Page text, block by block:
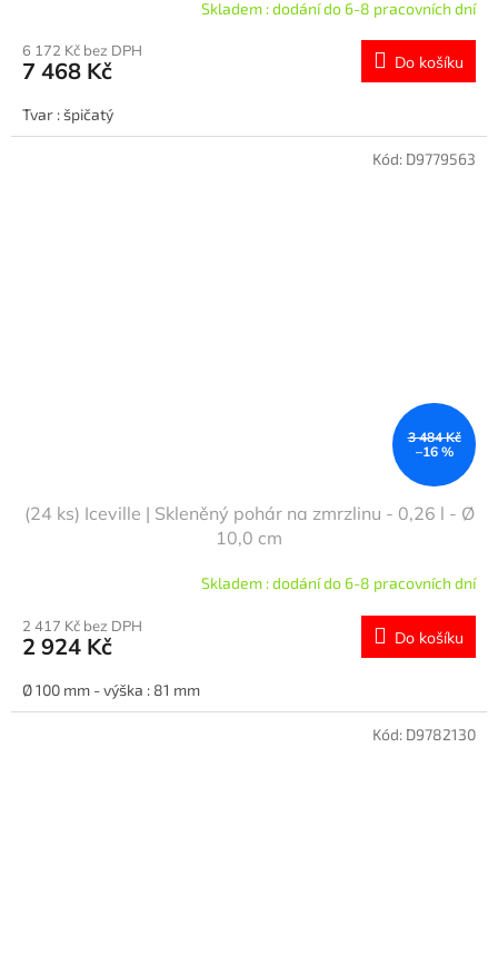
Skladem : dodání do 6-8 pracovních dní
6 172 Kč bez DPH
7 468 Kč Do košíku
Tvar : špičatý
3 484 Kč
–16 %
(24 ks) Iceville | Skleněný pohár na zmrzlinu - 0,26 l - Ø
10,0 cm
Skladem : dodání do 6-8 pracovních dní
2 417 Kč bez DPH
2 924 Kč Do košíku
Ø 100 mm - výška : 81 mm
Kód: D9779563
Kód: D9782130